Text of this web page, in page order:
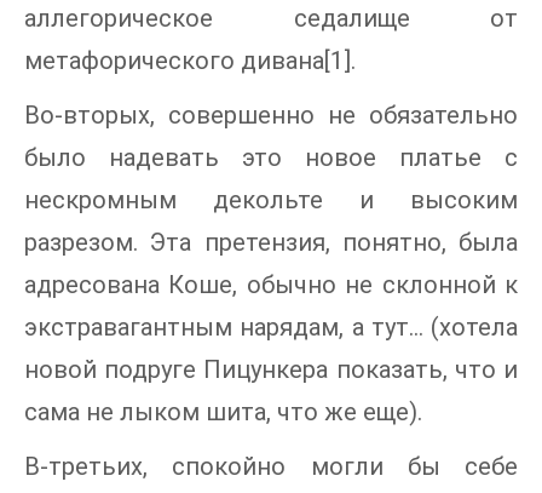
аллегорическое седалище от
метафорического дивана[1].
Во-вторых, совершенно не обязательно
было надевать это новое платье с
нескромным декольте и высоким
разрезом. Эта претензия, понятно, была
адресована Коше, обычно не склонной к
экстравагантным нарядам, а тут... (хотела
новой подруге Пицункера показать, что и
сама не лыком шита, что же еще).
В-третьих, спокойно могли бы себе